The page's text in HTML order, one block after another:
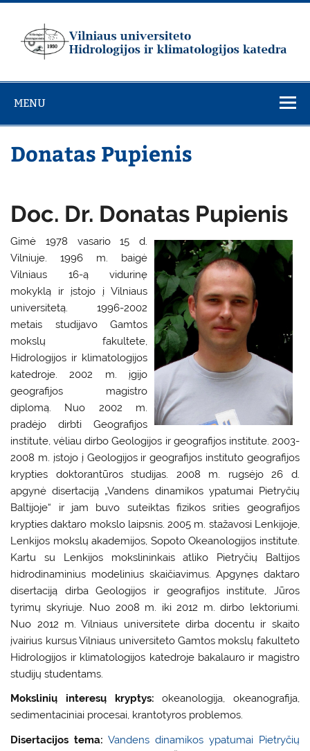
Skip
universiteto
Hidrologijos ir
klimatologijos
katedra
MENU
Donatas Pupienis
Doc. Dr. Donatas Pupienis
Gimė 1978 vasario 15 d.
Vilniuje. 1996 m. baigė
Vilniaus 16-ą vidurinę
mokyklą ir įstojo į Vilniaus
universitetą. 1996-2002
metais studijavo Gamtos
mokslų fakultete,
Hidrologijos ir klimatologijos
katedroje. 2002 m. įgijo
geografijos magistro
diplomą. Nuo 2002 m.
pradėjo dirbti Geografijos
institute, vėliau dirbo Geologijos ir geografijos institute. 2003-
2008 m. įstojo į Geologijos ir geografijos instituto geografijos
krypties doktorantūros studijas. 2008 m. rugsėjo 26 d.
apgynė disertaciją „Vandens dinamikos ypatumai Pietryčių
Baltijoje“ ir jam buvo suteiktas fizikos srities geografijos
krypties daktaro mokslo laipsnis. 2005 m. stažavosi Lenkijoje,
Lenkijos mokslų akademijos, Sopoto Okeanologijos institute.
Kartu su Lenkijos mokslininkais atliko Pietryčių Baltijos
hidrodinaminius modelinius skaičiavimus. Apgynęs daktaro
disertaciją dirba Geologijos ir geografijos institute, Jūros
tyrimų skyriuje. Nuo 2008 m. iki 2012 m. dirbo lektoriumi.
Nuo 2012 m. Vilniaus universitete dirba docentu ir skaito
įvairius kursus Vilniaus universiteto Gamtos mokslų fakulteto
Hidrologijos ir klimatologijos katedroje bakalauro ir magistro
studijų studentams.
Mokslinių interesų kryptys: okeanologija, okeanografija,
sedimentaciniai procesai, krantotyros problemos.
Disertacijos tema: Vandens dinamikos ypatumai Pietryčių